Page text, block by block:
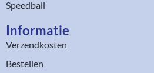
Speedball
Informatie
Verzendkosten
Bestellen